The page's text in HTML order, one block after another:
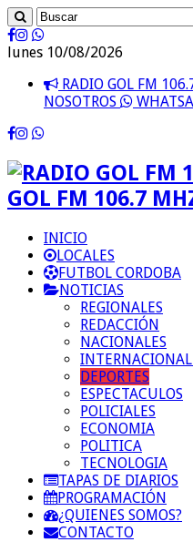
lunes 10/08/2026
RADIO GOL FM
NOSOTROS
GOL FM 106.7
INICIO
LOCALES
FUTBOL CORDOBA
NOTICIAS
REGIONALES
REDACCIÓN
NACIONALES
DEPORTES
ESPECTACULOS
POLICIALES
ECONOMIA
POLITICA
TECNOLOGIA
TAPAS DE DIARIOS
PROGRAMACIÓN
¿QUIENES SOMOS?
CONTACTO